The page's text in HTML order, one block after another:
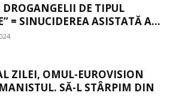
DROGANGELII DE TIPUL
= SINUCIDEREA ASISTATĂ A...
ZILEI, OMUL-EUROVISION
SĂ-L STÂRPIM DIN